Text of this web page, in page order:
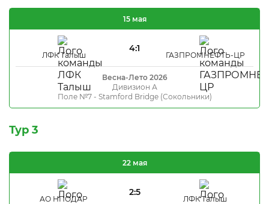
ЛФК Талыш
4:1
ГАЗПРОМНЕФТЬ-ЦР
15 мая
Весна-Лето 2026
Дивизион А
Поле №7 - Stamford Bridge (Сокольники)
Тур 3
АО НПОДАР
2:5
ЛФК Талыш
22 мая